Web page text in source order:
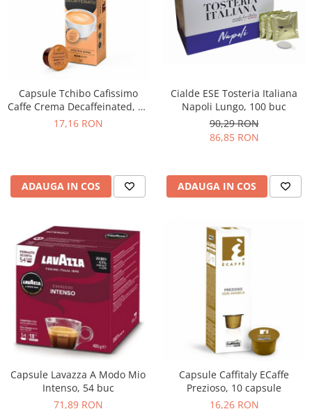
Capsule Tchibo Cafissimo
Caffe Crema Decaffeinated, 10
buc
17,16 RON
ADAUGA IN COS
Cialde ESE Tosteria Italiana
Napoli Lungo, 100 buc
90,29 RON
86,85 RON
ADAUGA IN COS
Capsule Lavazza A Modo Mio
Intenso, 54 buc
71,89 RON
Capsule Caffitaly ECaffe
Prezioso, 10 capsule
16,26 RON